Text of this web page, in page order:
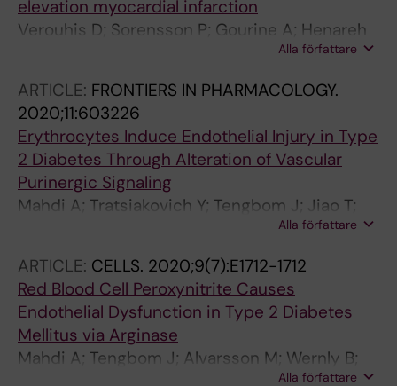
elevation myocardial infarction
Verouhis D; Sorensson P; Gourine A; Henareh
L; Persson J; Saleh N; Settergren M; Sundqvist
Pernow J
Alla författare
ARTICLE: FRONTIERS IN PHARMACOLOGY.
2020;11:603226
Erythrocytes Induce Endothelial Injury in Type
2 Diabetes Through Alteration of Vascular
Purinergic Signaling
Mahdi A; Tratsiakovich Y; Tengbom J; Jiao T;
Garib L; Alvarsson M; Yang J; Pernow J; Zhou Z
Alla författare
ARTICLE: CELLS. 2020;9(7):E1712-1712
Red Blood Cell Peroxynitrite Causes
Endothelial Dysfunction in Type 2 Diabetes
Mellitus via Arginase
Mahdi A; Tengbom J; Alvarsson M; Wernly B;
Alla författare